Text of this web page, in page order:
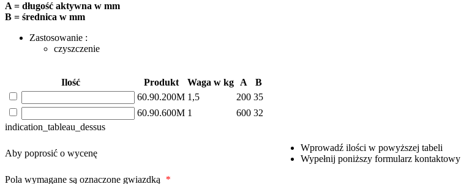
A = długość aktywna w mm
B = średnica w mm
Zastosowanie :
czyszczenie
Ilość Produkt Waga w kg A
B
60.90.200M 1,5 200 35
60.90.600M 1 600 32
indication_tableau_dessus
Aby poprosić o wycenę
Wprowadź ilości w powyższej tabeli
Wypełnij poniższy formularz kontaktowy
Pola wymagane są oznaczone gwiazdką *